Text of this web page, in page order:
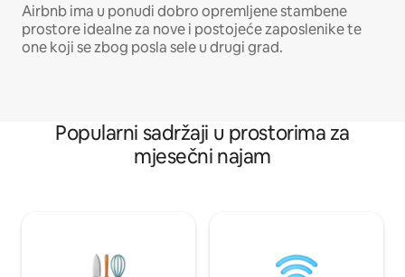
Airbnb ima u ponudi dobro opremljene stambene
prostore idealne za nove i postojeće zaposlenike te
one koji se zbog posla sele u drugi grad.
Popularni sadržaji u prostorima za
mjesečni najam